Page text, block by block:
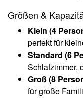
Größen &
Klein (4
perfekt für
Standard (6
Schlafzimmer,
Groß (8
für große